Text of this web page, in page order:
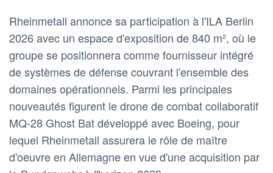
Rheinmetall annonce sa participation à l'ILA Berlin
2026 avec un espace d'exposition de 840 m², où le
groupe se positionnera comme fournisseur intégré
de systèmes de défense couvrant l'ensemble des
domaines opérationnels. Parmi les principales
nouveautés figurent le drone de combat collaboratif
MQ-28 Ghost Bat développé avec Boeing, pour
lequel Rheinmetall assurera le rôle de maître
d'oeuvre en Allemagne en vue d'une acquisition par